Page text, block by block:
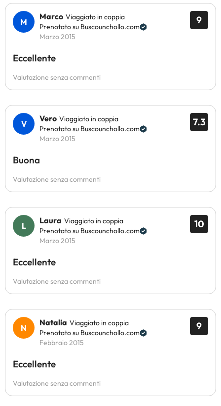
9
Marco Viaggiato in coppia
Prenotato su Buscounchollo.com
Marzo 2015
Eccellente
Valutazione senza commenti
7.3
Vero Viaggiato in coppia
Prenotato su Buscounchollo.com
Marzo 2015
Buona
Valutazione senza commenti
10
Laura Viaggiato in coppia
Prenotato su Buscounchollo.com
Marzo 2015
Eccellente
Valutazione senza commenti
9
Natalia Viaggiato in coppia
Prenotato su Buscounchollo.com
Febbraio 2015
Eccellente
Valutazione senza commenti